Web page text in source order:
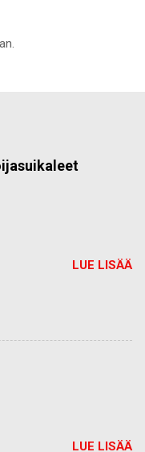
LUE LISÄÄ
LUE LISÄÄ